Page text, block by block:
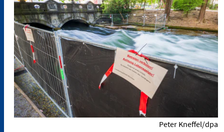
Peter Kneffel/dpa